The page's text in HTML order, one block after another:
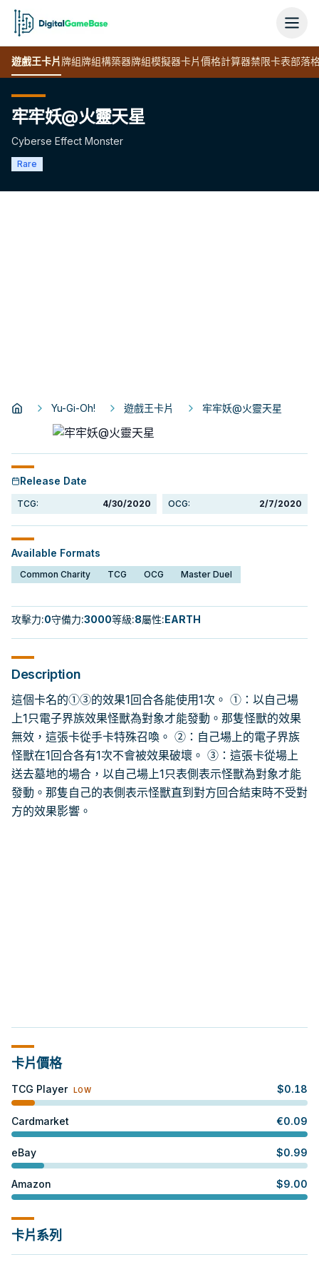
遊戲王卡片牌組牌組構築器牌組模擬器卡片價格計算器禁限卡表部落
牢牢妖@火靈天星
Cyberse Effect Monster
Rare
Yu-Gi-Oh! 遊戲王卡片 牢牢妖@火靈天星
Release Date
TCG: 4/30/2020 OCG: 2/7/2020
Available Formats
Common Charity TCG OCG Master Duel
攻擊力:0守備力:3000等級:8屬性:EARTH
Description
這個卡名的①③的效果1回合各能使用1次。 ①：以自己場
上1只電子界族效果怪獸為對象才能發動。那隻怪獸的效果
無效，這張卡從手卡特殊召喚。 ②：自己場上的電子界族
怪獸在1回合各有1次不會被效果破壞。 ③：這張卡從場上
送去墓地的場合，以自己場上1只表側表示怪獸為對象才能
發動。那隻自己的表側表示怪獸直到對方回合結束時不受對
方的效果影響。
卡片價格
TCG Player LOW $0.18
Cardmarket €0.09
eBay $0.99
Amazon $9.00
卡片系列